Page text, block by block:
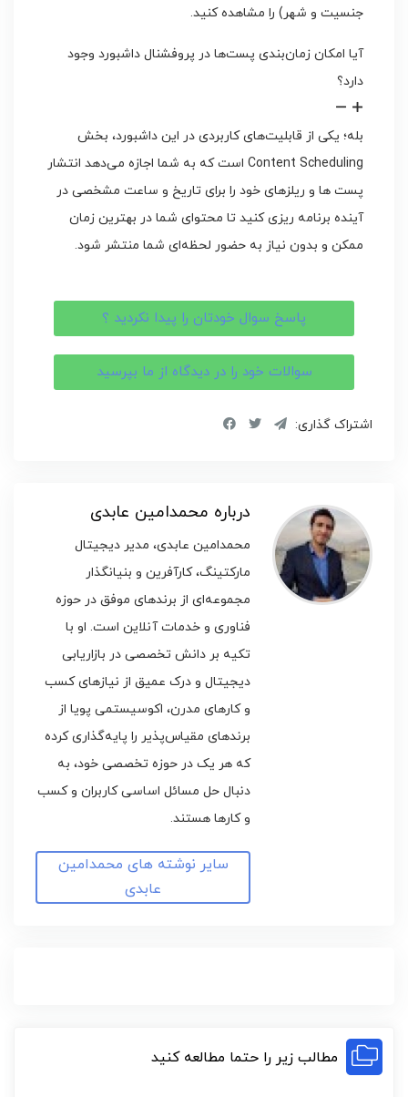
جنسیت و شهر) را مشاهده کنید.
آیا امکان زمان‌بندی پست‌ها در پروفشنال داشبورد وجود
دارد؟
بله؛ یکی از قابلیت‌های کاربردی در این داشبورد، بخش
Content Scheduling است که به شما اجازه می‌دهد انتشار
پست ها و ریلزهای خود را برای تاریخ و ساعت مشخصی در
آینده برنامه ریزی کنید تا محتوای شما در بهترین زمان
ممکن و بدون نیاز به حضور لحظه‌ای شما منتشر شود.
پاسخ سوال خودتان را پیدا نکردید ؟
سوالات خود را در دیدگاه از ما بپرسید
اشتراک گذاری:
درباره محمدامین عابدی
محمدامین عابدی، مدیر دیجیتال
مارکتینگ، کارآفرین و بنیانگذار
مجموعه‌ای از برندهای موفق در حوزه
فناوری و خدمات آنلاین است. او با
تکیه بر دانش تخصصی در بازاریابی
دیجیتال و درک عمیق از نیازهای کسب
و کارهای مدرن، اکوسیستمی پویا از
برندهای مقیاس‌پذیر را پایه‌گذاری کرده
که هر یک در حوزه تخصصی خود، به
دنبال حل مسائل اساسی کاربران و کسب
و کارها هستند.
سایر نوشته های محمدامین
عابدی
مطالب زیر را حتما مطالعه کنید